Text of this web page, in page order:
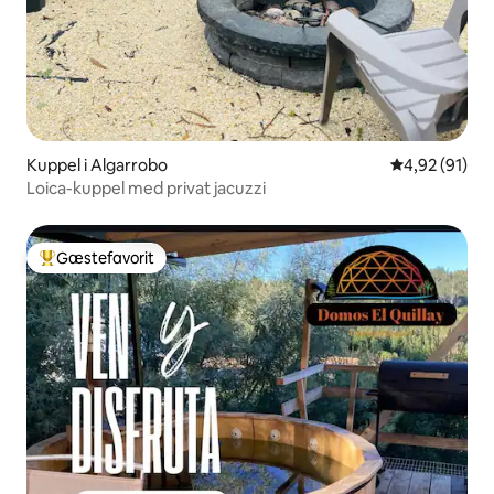
Kuppel i Algarrobo 4,92 ud af 5
4,92 (91)
Loica-kuppel med privat jacuzzi
Bedste gæstefavorit
Gæstefavorit